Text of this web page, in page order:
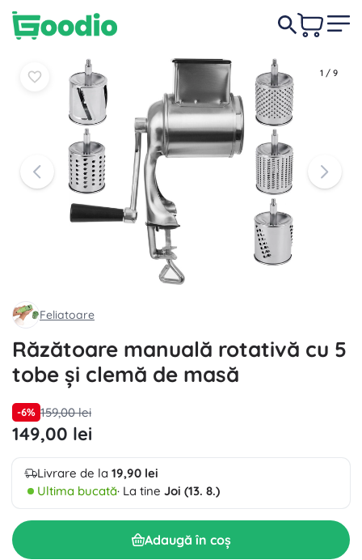
1 / 9
Feliatoare
Răzătoare manuală rotativă cu 5
tobe și clemă de masă
-6% 159,00 lei
149,00 lei
Livrare de la 19,90 lei
Ultima bucată· La tine Joi (13. 8.)
Adaugă în coș
-6%
În coșÎn coș